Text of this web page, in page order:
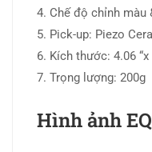
4. Chế độ chỉnh màu
5. Pick-up: Piezo
6. Kích thước: 4.06 “x
7. Trọng lượng: 200g
Hình ảnh